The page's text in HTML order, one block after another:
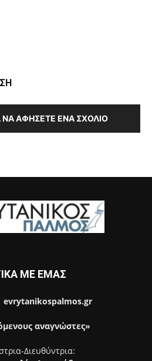
ΝΑ ΑΦΉΣΕΤΕ ΈΝΑ ΣΧΌΛΙΟ
ΜΕ ΕΜΑΣ
evrytanikospalmos.gr
αναγνώστες»
Διευθύντρια: